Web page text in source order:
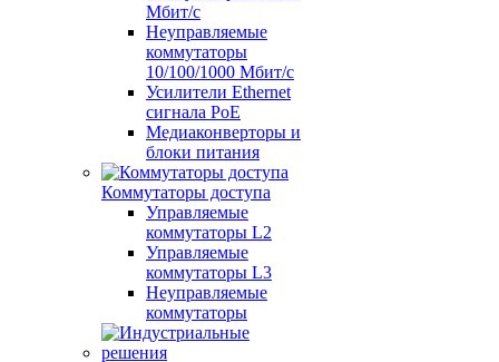
Мбит/с
Неуправляемые
коммутаторы
10/100/1000 Мбит/с
Усилители Ethernet
сигнала PoE
Медиаконверторы и
блоки питания
Коммутаторы доступа
Управляемые
коммутаторы L2
Управляемые
коммутаторы L3
Неуправляемые
коммутаторы